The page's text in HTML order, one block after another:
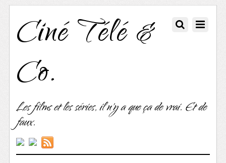
Ciné Télé &
Co.
Les films et les séries, il n'y a que ça de vrai. Et de
faux.